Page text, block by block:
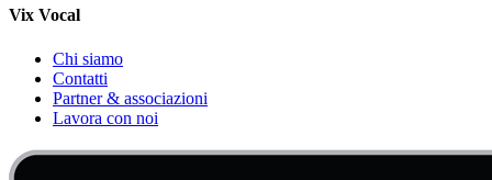
Vix Vocal
Chi siamo
Contatti
Partner & associazioni
Lavora con noi